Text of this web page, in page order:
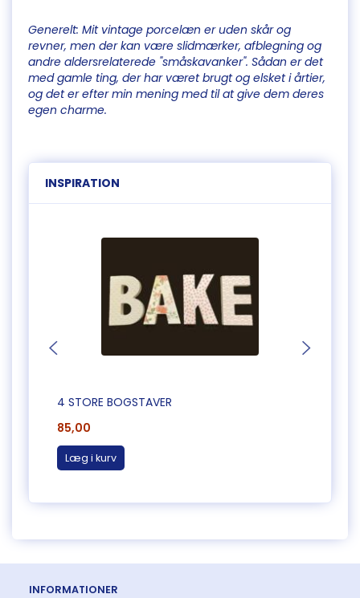
Generelt: Mit vintage porcelæn er uden skår og
revner, men der kan være slidmærker, afblegning og
andre aldersrelaterede "småskavanker". Sådan er det
med gamle ting, der har været brugt og elsket i årtier,
og det er efter min mening med til at give dem deres
egen charme.
INSPIRATION
4 STORE BOGSTAVER
85,00
Læg i kurv
INFORMATIONER